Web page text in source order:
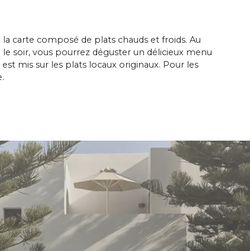
carte composé de plats chauds et froids. Au
soir, vous pourrez déguster un délicieux menu
mis sur les plats locaux originaux. Pour les